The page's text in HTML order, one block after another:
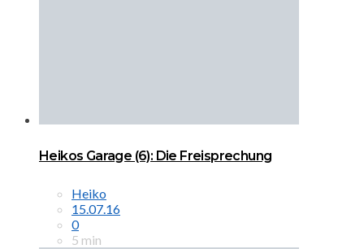
Heikos Garage (6): Die Freisprechung
Heiko
15.07.16
0
5 min